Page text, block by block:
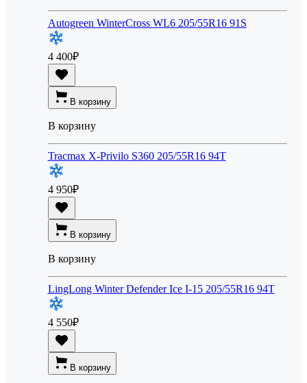
Autogreen WinterCross WL6 205/55R16 91S
4 400₽
В корзину
В корзину
Tracmax X-Privilo S360 205/55R16 94T
4 950₽
В корзину
В корзину
LingLong Winter Defender Ice I-15 205/55R16 94T
4 550₽
В корзину